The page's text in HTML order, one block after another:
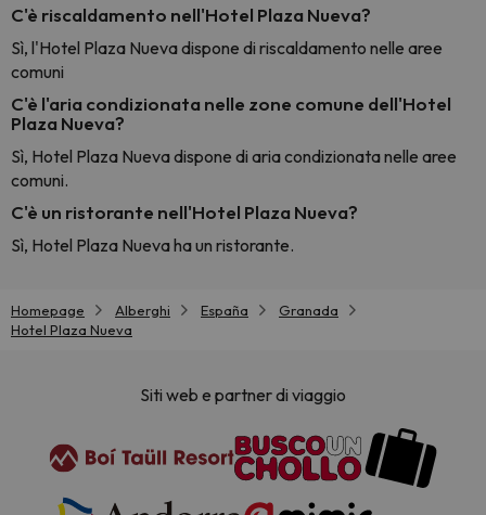
C'è riscaldamento nell'Hotel Plaza Nueva?
Sì, l'Hotel Plaza Nueva dispone di riscaldamento nelle aree
comuni
C'è l'aria condizionata nelle zone comune dell'Hotel
Plaza Nueva?
Sì, Hotel Plaza Nueva dispone di aria condizionata nelle aree
comuni.
C'è un ristorante nell'Hotel Plaza Nueva?
Sì, Hotel Plaza Nueva ha un ristorante.
Homepage Alberghi España
Granada
Hotel Plaza Nueva
Siti web e partner di viaggio